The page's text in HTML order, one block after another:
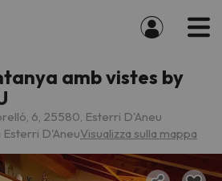
amb vistes by
6, 25580, Esterri D'Aneu
Esterri D'AneuVisualizza sulla mappa